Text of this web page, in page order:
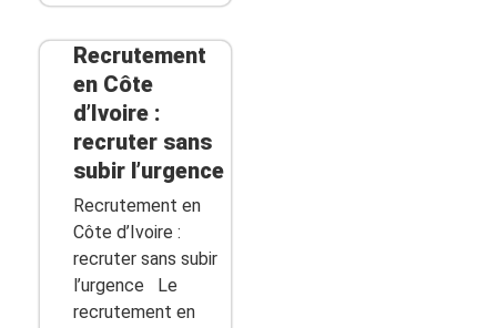
Recrutement
en Côte
d’Ivoire :
recruter sans
subir l’urgence
Recrutement en
Côte d’Ivoire :
recruter sans subir
l’urgence Le
recrutement en